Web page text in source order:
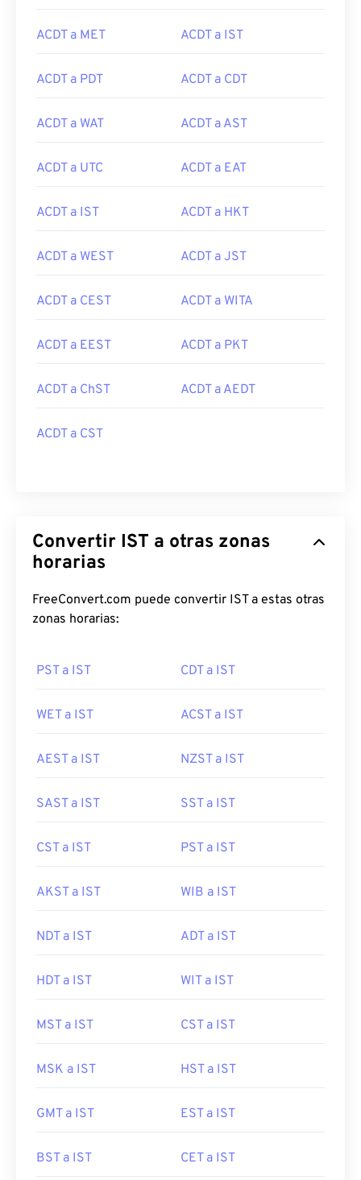
ACDT a MET ACDT a IST
ACDT a PDT ACDT a CDT
ACDT a WAT ACDT a AST
ACDT a UTC ACDT a EAT
ACDT a IST ACDT a HKT
ACDT a WEST ACDT a JST
ACDT a CEST ACDT a WITA
ACDT a EEST ACDT a PKT
ACDT a ChST ACDT a AEDT
ACDT a CST
Convertir IST a otras zonas
horarias
FreeConvert.com puede convertir IST a estas otras
zonas horarias:
PST a IST CDT a IST
WET a IST ACST a IST
AEST a IST NZST a IST
SAST a IST SST a IST
CST a IST PST a IST
AKST a IST WIB a IST
NDT a IST ADT a IST
HDT a IST WIT a IST
MST a IST CST a IST
MSK a IST HST a IST
GMT a IST EST a IST
BST a IST CET a IST